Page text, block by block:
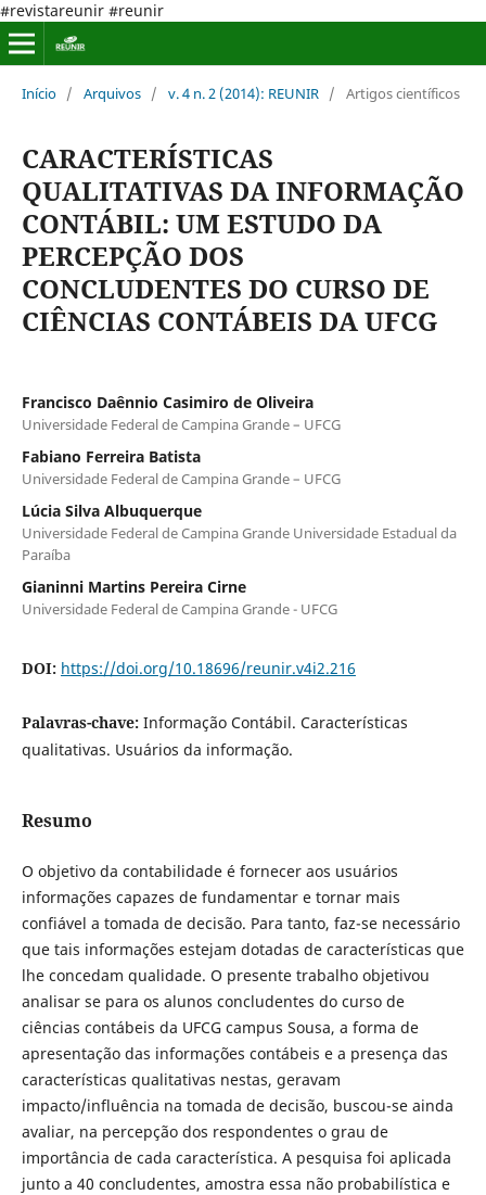
#revistareunir #reunir
Início / Arquivos / v. 4 n. 2 (2014): REUNIR / Artigos científicos
CARACTERÍSTICAS
QUALITATIVAS DA INFORMAÇÃO
CONTÁBIL: UM ESTUDO DA
PERCEPÇÃO DOS
CONCLUDENTES DO CURSO DE
CIÊNCIAS CONTÁBEIS DA UFCG
Francisco Daênnio Casimiro de Oliveira
Universidade Federal de Campina Grande – UFCG
Fabiano Ferreira Batista
Universidade Federal de Campina Grande – UFCG
Lúcia Silva Albuquerque
Universidade Federal de Campina Grande Universidade Estadual da
Paraíba
Gianinni Martins Pereira Cirne
Universidade Federal de Campina Grande - UFCG
DOI: https://doi.org/10.18696/reunir.v4i2.216
Palavras-chave: Informação Contábil. Características
qualitativas. Usuários da informação.
Resumo
O objetivo da contabilidade é fornecer aos usuários
informações capazes de fundamentar e tornar mais
confiável a tomada de decisão. Para tanto, faz-se necessário
que tais informações estejam dotadas de características que
lhe concedam qualidade. O presente trabalho objetivou
analisar se para os alunos concludentes do curso de
ciências contábeis da UFCG campus Sousa, a forma de
apresentação das informações contábeis e a presença das
características qualitativas nestas, geravam
impacto/influência na tomada de decisão, buscou-se ainda
avaliar, na percepção dos respondentes o grau de
importância de cada característica. A pesquisa foi aplicada
junto a 40 concludentes, amostra essa não probabilística e